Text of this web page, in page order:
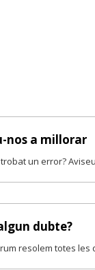
nos a millorar
un error?
dubte?
resolem totes les